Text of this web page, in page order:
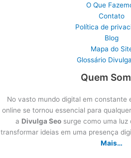
O Que
Contato
Política de
Blog
Mapa do
Glossário
Quem
No vasto mundo digital em constante
online se tornou essencial para
a Divulga Seosurge como uma luz
transformar ideias em uma presença
Mais…